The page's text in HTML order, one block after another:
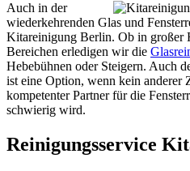
Auch in der
wiederkehrenden Glas und
Kitareinigung Berlin. Ob in großer
Bereichen erledigen wir die
Hebebühnen oder Steigern. Auch
ist eine Option, wenn kein
kompetenter Partner für die
schwierig wird.
Reinigungsservice